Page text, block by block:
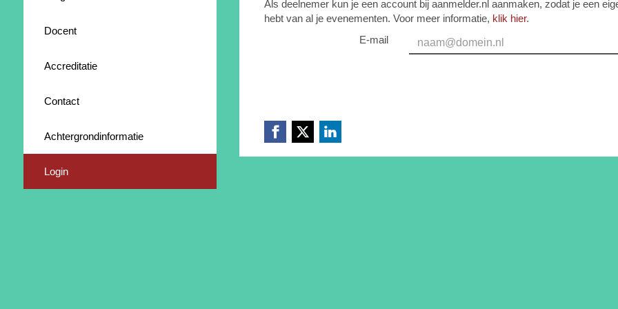
Docent
Accreditatie
Contact
Achtergrondinformatie
Login
Als deelnemer kun je een account bij aanmelder.nl aanmaken, zodat je een
hebt van al je evenementen. Voor meer informatie, klik hier.
E-mail